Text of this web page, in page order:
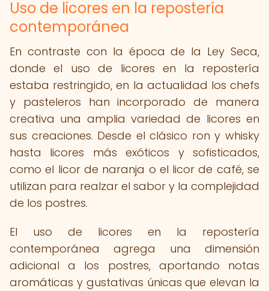
Uso de licores en la repostería
contemporánea
En contraste con la época de la Ley Seca,
donde el uso de licores en la repostería
estaba restringido, en la actualidad los chefs
y pasteleros han incorporado de manera
creativa una amplia variedad de licores en
sus creaciones. Desde el clásico ron y whisky
hasta licores más exóticos y sofisticados,
como el licor de naranja o el licor de café, se
utilizan para realzar el sabor y la complejidad
de los postres.
El uso de licores en la repostería
contemporánea agrega una dimensión
adicional a los postres, aportando notas
aromáticas y gustativas únicas que elevan la